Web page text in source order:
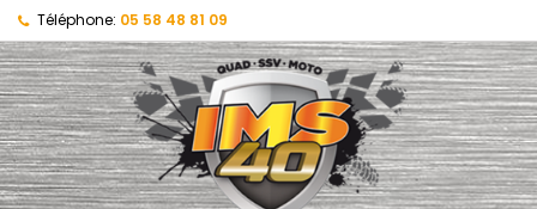
Téléphone: 05 58 48 81 09